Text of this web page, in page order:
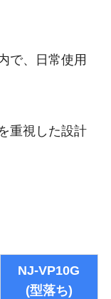
で、日常使用
重視した設計
NJ-VP10G
(型落ち)